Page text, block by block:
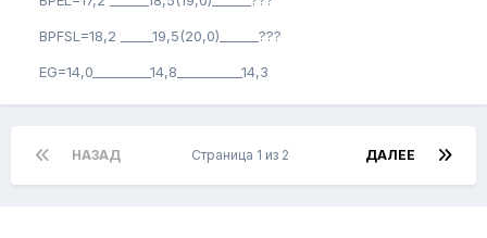
BPFSL=18,2 _____19,5(20,0)______???
EG=14,0_________14,8__________14,3
НАЗАД ДАЛЕЕ
Страница 1 из 2